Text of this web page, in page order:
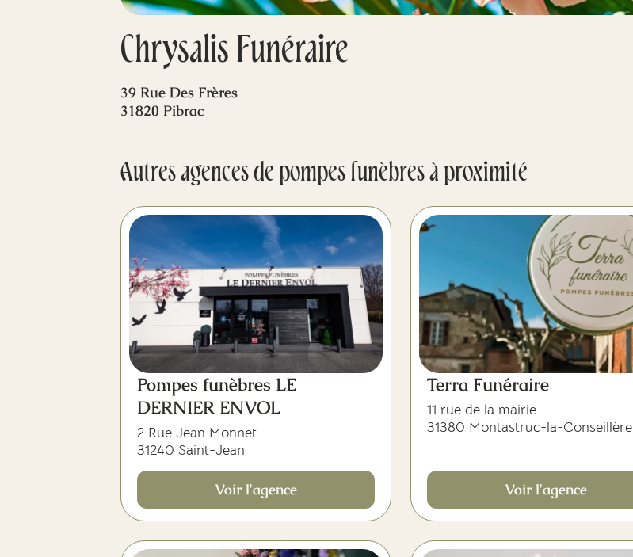
Chrysalis Funéraire
39 Rue Des Frères
31820 Pibrac
Autres agences de pompes funèbres à proximité
Pompes funèbres LE
DERNIER ENVOL
2 Rue Jean Monnet
31240 Saint-Jean
Voir l'agence
Terra Funéraire
11 rue de la mairie
31380 Montastruc-la-Conseillère
Voir l'agence